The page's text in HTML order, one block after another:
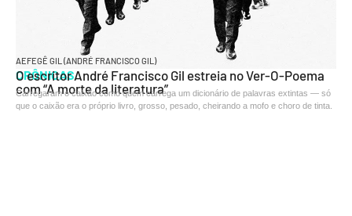
AEFEGÊ GIL (ANDRÉ FRANCISCO GIL)
CRÔNICAS
O escritor André Francisco Gil estreia no Ver-O-Poema
com “A morte da literatura”
Carregaram o caixão como quem carrega um dicionário de palavras extintas — só
que o caixão era o próprio livro, grosso, pesado, cheirando a mofo e choro de tinta.